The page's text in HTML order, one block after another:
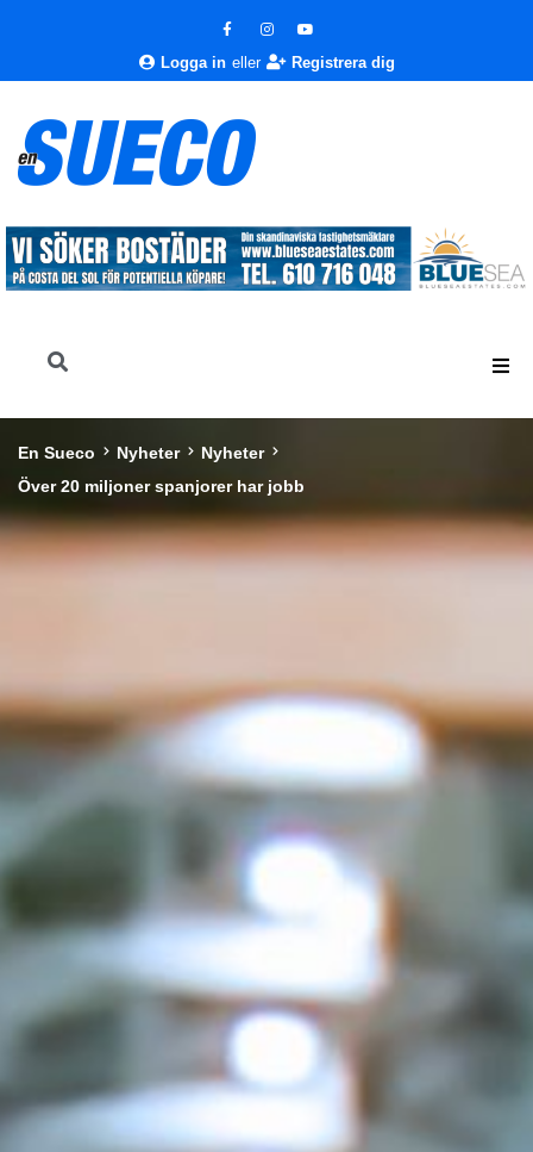
Logga in eller Registrera dig
En Sueco Nyheter
Nyheter
Över 20 miljoner spanjorer har jobb